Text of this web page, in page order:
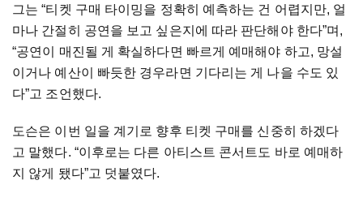
그는 “티켓 구매 타이밍을 정확히 예측하는 건 어렵지만, 얼
마나 간절히 공연을 보고 싶은지에 따라 판단해야 한다”며,
“공연이 매진될 게 확실하다면 빠르게 예매해야 하고, 망설
이거나 예산이 빠듯한 경우라면 기다리는 게 나을 수도 있
다”고 조언했다.
도슨은 이번 일을 계기로 향후 티켓 구매를 신중히 하겠다
고 말했다. “이후로는 다른 아티스트 콘서트도 바로 예매하
지 않게 됐다”고 덧붙였다.